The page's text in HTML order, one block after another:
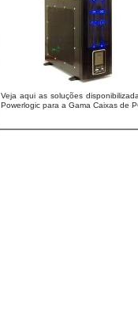
Veja aqui as soluções
Powerlogic para a Gama Caixas de